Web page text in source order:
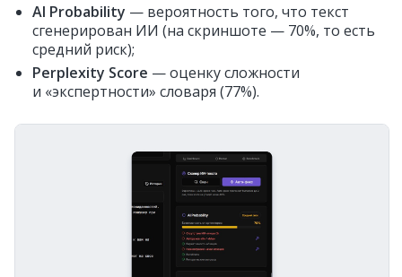
AI Probability — вероятность того, что текст
сгенерирован ИИ (на скриншоте — 70%, то есть
средний риск);
Perplexity Score — оценку сложности
и «экспертности» словаря (77%).